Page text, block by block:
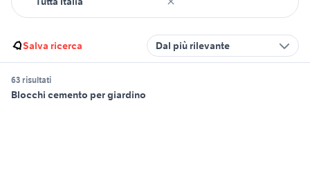
Salva ricerca Dal più rilevante
63 risultati
Blocchi cemento per giardino